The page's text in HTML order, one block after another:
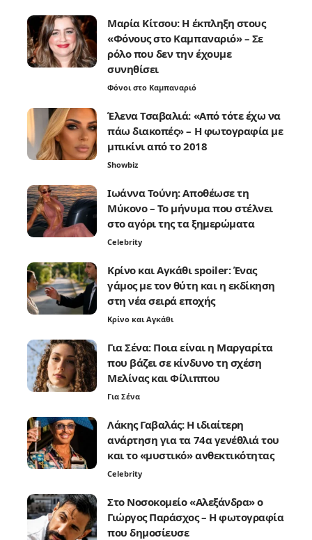
Μαρία Κίτσου: Η έκπληξη στους
«Φόνους στο Καμπαναριό» – Σε
ρόλο που δεν την έχουμε
συνηθίσει
Φόνοι στο Καμπαναριό
Έλενα Τσαβαλιά: «Από τότε έχω να
πάω διακοπές» – Η φωτογραφία με
μπικίνι από το 2018
Showbiz
Ιωάννα Τούνη: Αποθέωσε τη
Μύκονο – Το μήνυμα που στέλνει
στο αγόρι της τα ξημερώματα
Celebrity
Κρίνο και Αγκάθι spoiler: Ένας
γάμος με τον θύτη και η εκδίκηση
στη νέα σειρά εποχής
Κρίνο και Αγκάθι
Για Σένα: Ποια είναι η Μαργαρίτα
που βάζει σε κίνδυνο τη σχέση
Μελίνας και Φίλιππου
Για Σένα
Λάκης Γαβαλάς: Η ιδιαίτερη
ανάρτηση για τα 74α γενέθλιά του
και το «μυστικό» ανθεκτικότητας
Celebrity
Στο Νοσοκομείο «Αλεξάνδρα» ο
Γιώργος Παράσχος – Η φωτογραφία
που δημοσίευσε